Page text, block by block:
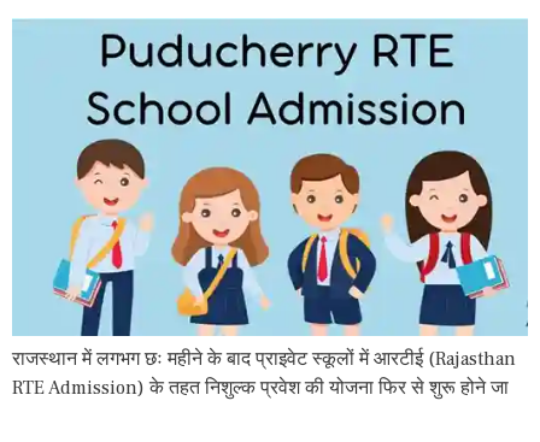
राजस्थान में लगभग छः महीने के बाद प्राइवेट स्कूलों में आरटीई (Rajasthan
RTE Admission) के तहत निशुल्क प्रवेश की योजना फिर से शुरू होने जा